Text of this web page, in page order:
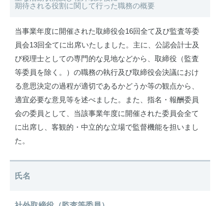
期待される役割に関して行った職務の概要
当事業年度に開催された取締役会16回全て及び監査等委
員会13回全てに出席いたしました。主に、公認会計士及
び税理士としての専門的な見地などから、取締役（監査
等委員を除く。）の職務の執行及び取締役会決議におけ
る意思決定の過程が適切であるかどうか等の観点から、
適宜必要な意見等を述べました。また、指名・報酬委員
会の委員として、当該事業年度に開催された委員会全て
に出席し、客観的・中立的な立場で監督機能を担いまし
た。
氏名